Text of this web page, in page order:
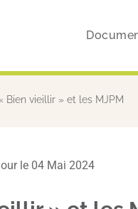
Bien vieillir » et les MJPM
le 04 Mai 2024